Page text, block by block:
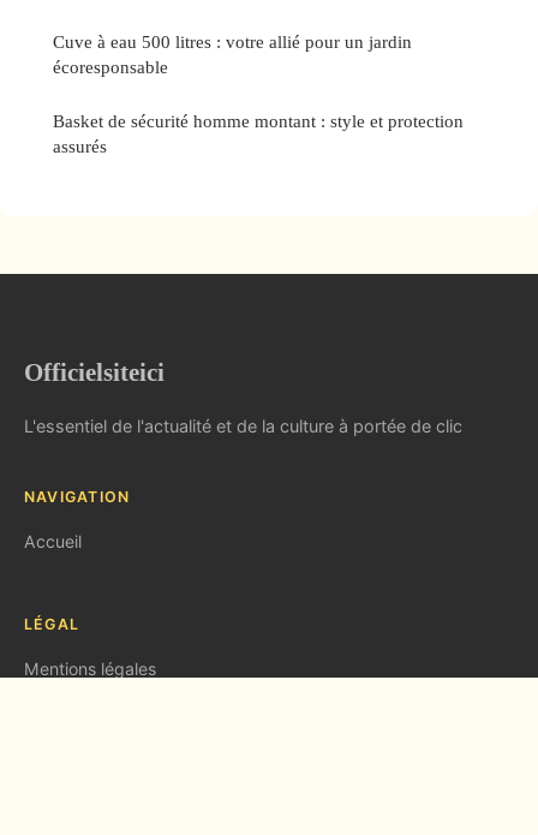
Cuve à eau 500 litres : votre allié pour un jardin
écoresponsable
Basket de sécurité homme montant : style et protection
assurés
Officielsiteici
L'essentiel de l'actualité et de la culture à portée de clic
NAVIGATION
Accueil
LÉGAL
Mentions légales